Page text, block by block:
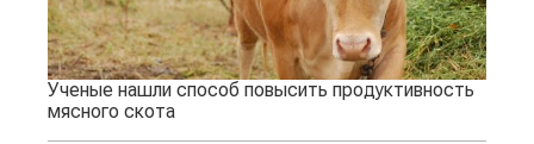
Ученые нашли способ повысить продуктивность
мясного скота